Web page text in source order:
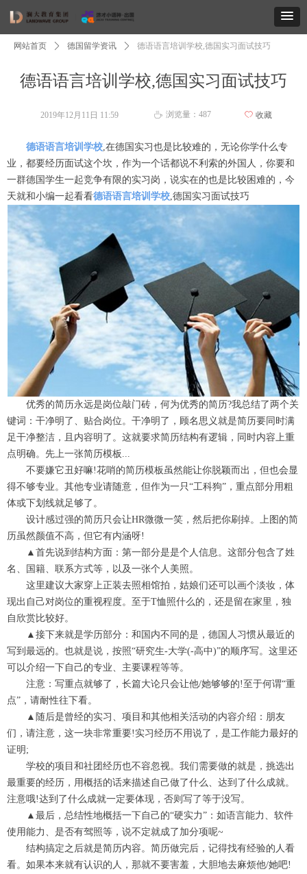
德语语言培训学校,德国实习面试技巧
网站首页 ꄲ 德国留学资讯 ꄲ 德语语言培训学校,德国实习面试技巧
德语语言培训学校,在德国实习也是比较难的，无论你学什么专
业，都要经历面试这个坎，作为一个话都说不利索的外国人，你要和
一群德国学生一起竞争有限的实习岗，说实在的也是比较困难的，今
天就和小编一起看看德语语言培训学校,德国实习面试技巧
优秀的简历永远是岗位敲门砖，何为优秀的简历?我总结了两个关
键词：干净明了、贴合岗位。干净明了，顾名思义就是简历要同时满
足干净整洁，且内容明了。这就要求简历结构有逻辑，同时内容上重
点明确。先上一张简历模板...
不要嫌它丑好嘛!花哨的简历模板虽然能让你脱颖而出，但也会显
得不够专业。其他专业请随意，但作为一只“工科狗”，重点部分用粗
体或下划线就足够了。
设计感过强的简历只会让HR微微一笑，然后把你刷掉。上图的简
历虽然颜值不高，但它有内涵呀!
▲首先说到结构方面：第一部分是是个人信息。这部分包含了姓
名、国籍、联系方式等，以及一张个人美照。
这里建议大家穿上正装去照相馆拍，姑娘们还可以画个淡妆，体
现出自己对岗位的重视程度。至于T恤照什么的，还是留在家里，独
自欣赏比较好。
▲接下来就是学历部分：和国内不同的是，德国人习惯从最近的
写到最远的。也就是说，按照“研究生-大学(-高中)”的顺序写。这里还
可以介绍一下自己的专业、主要课程等等。
注意：写重点就够了，长篇大论只会让他/她够够的!至于何谓“重
点”，请耐性往下看。
▲随后是曾经的实习、项目和其他相关活动的内容介绍：朋友
们，请注意，这一块非常重要!实习经历不用说了，是工作能力最好的
证明;
学校的项目和社团经历也不容忽视。我们需要做的就是，挑选出
最重要的经历，用概括的话来描述自己做了什么、达到了什么成就。
注意哦!达到了什么成就一定要体现，否则写了等于没写。
▲最后，总结性地概括一下自己的“硬实力”：如语言能力、软件
使用能力、是否有驾照等，说不定就成了加分项呢~
结构搞定之后就是简历内容。简历做完后，记得找有经验的人看
看。如果本来就有认识的人，那就不要害羞，大胆地去麻烦他/她吧!
2019年12月11日 11:59 ꄘ 浏览量： 487 ꄀ 收藏